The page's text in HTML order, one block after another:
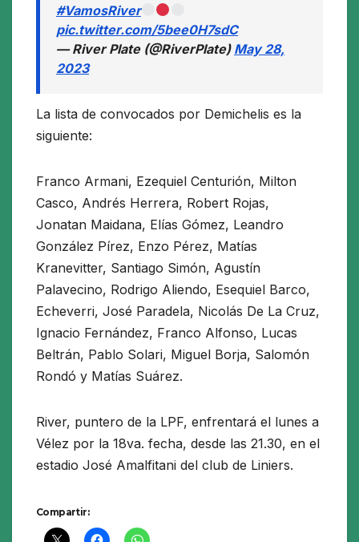
#VamosRiver
pic.twitter.com/5bee0H7sdC
— River Plate (@RiverPlate) May 28,
2023
La lista de convocados por Demichelis es la
siguiente:
Franco Armani, Ezequiel Centurión, Milton
Casco, Andrés Herrera, Robert Rojas,
Jonatan Maidana, Elías Gómez, Leandro
González Pírez, Enzo Pérez, Matías
Kranevitter, Santiago Simón, Agustín
Palavecino, Rodrigo Aliendo, Esequiel Barco,
Echeverri, José Paradela, Nicolás De La Cruz,
Ignacio Fernández, Franco Alfonso, Lucas
Beltrán, Pablo Solari, Miguel Borja, Salomón
Rondó y Matías Suárez.
River, puntero de la LPF, enfrentará el lunes a
Vélez por la 18va. fecha, desde las 21.30, en el
estadio José Amalfitani del club de Liniers.
Compartir: